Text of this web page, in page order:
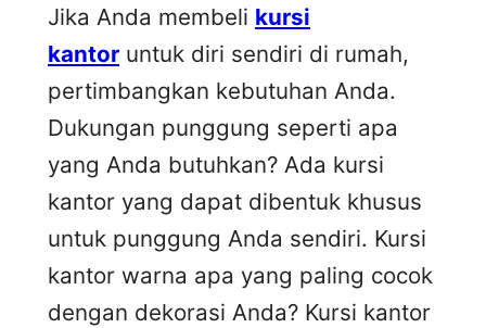
Jika Anda membeli kursi
kantor untuk diri sendiri di rumah,
pertimbangkan kebutuhan Anda.
Dukungan punggung seperti apa
yang Anda butuhkan? Ada kursi
kantor yang dapat dibentuk khusus
untuk punggung Anda sendiri. Kursi
kantor warna apa yang paling cocok
dengan dekorasi Anda? Kursi kantor